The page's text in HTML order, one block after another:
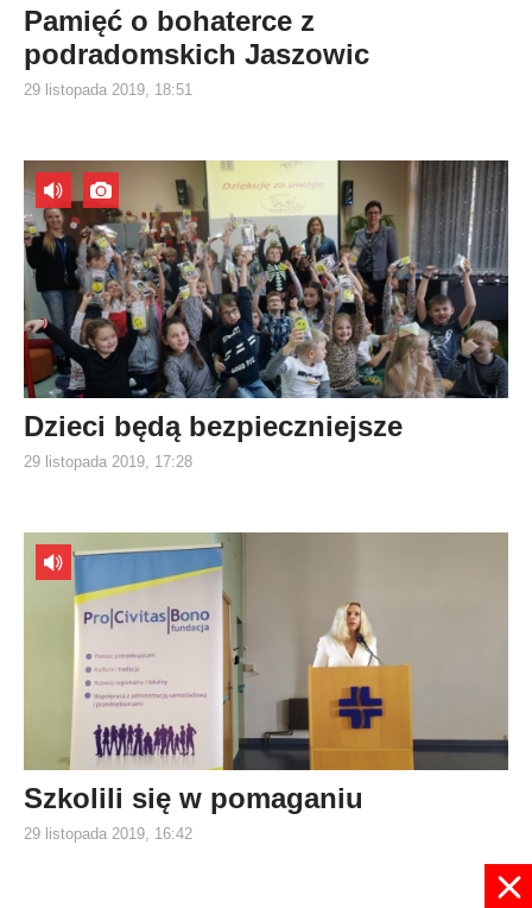
Pamięć o bohaterce z
podradomskich Jaszowic
29 listopada 2019, 18:51
Dzieci będą bezpieczniejsze
29 listopada 2019, 17:28
Szkolili się w pomaganiu
29 listopada 2019, 16:42